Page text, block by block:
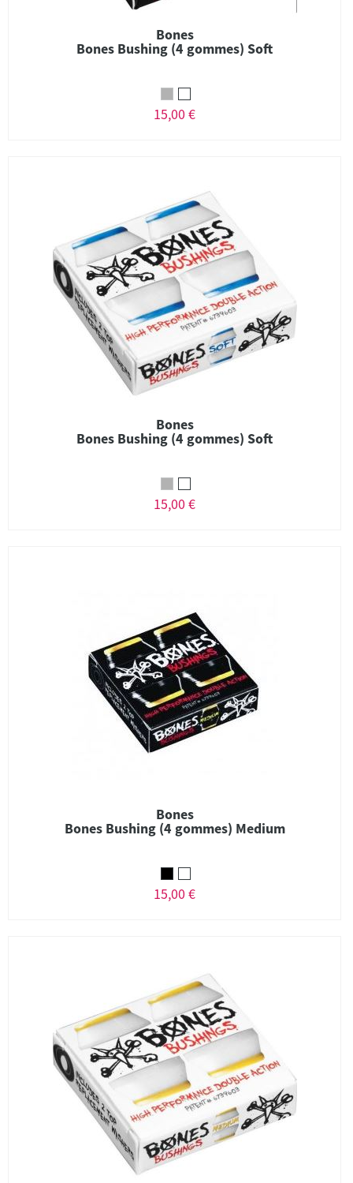
Bones
Bones Bushing (4 gommes) Soft
15,00 €
Bones
Bones Bushing (4 gommes) Soft
15,00 €
Bones
Bones Bushing (4 gommes) Medium
15,00 €